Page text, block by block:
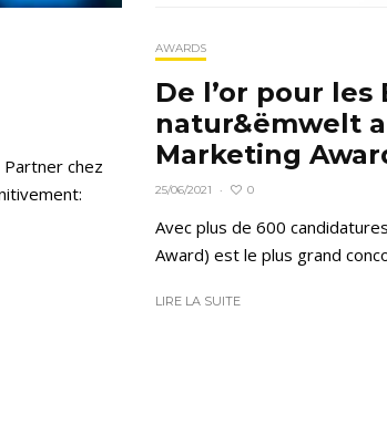
chez
AWARDS
De l’or pour
natur&ëmwelt
Marketing
25/06/2021 · 0
Avec plus de 600
Award) est le plus grand
LIRE LA SUITE